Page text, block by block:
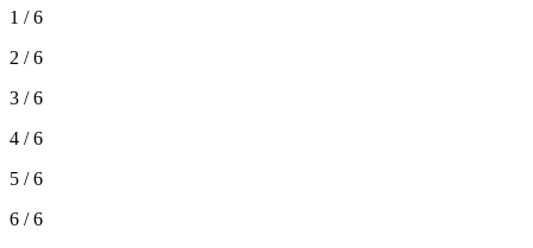
1 / 6
2 / 6
3 / 6
4 / 6
5 / 6
6 / 6